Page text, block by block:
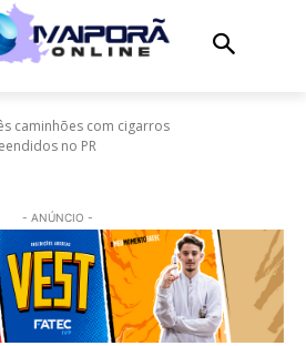
caminhões com cigarros
no PR
- ANÚNCIO -